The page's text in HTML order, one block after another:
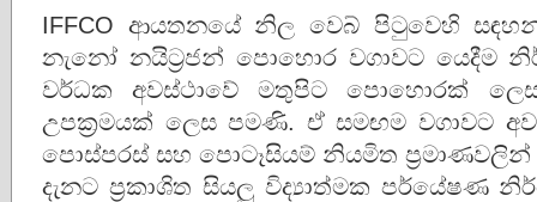
IFFCO ආයතනයේ නිල වෙබ් පිටුවෙහි
නැනෝ නයිට්‍රජන් පොහොර වගාවට යෙදීම
වර්ධක අවස්ථාවේ මතුපිට පොහොරක්
උපක්‍රමයක් ලෙස පමණි. ඒ සමඟම වගාවට
පොස්පරස් සහ පොටෑසියම් නියමිත ප්‍රමාණවලින්
දැනට ප්‍රකාශිත සියලු විද්‍යාත්මක පර්යේෂණ